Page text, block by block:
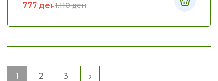
1.110ден
777 ден
1 2 3